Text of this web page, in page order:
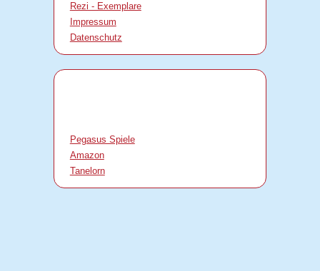
Rezi - Exemplare
Impressum
Datenschutz
Pegasus Spiele
Amazon
Tanelorn